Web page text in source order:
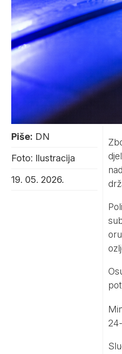
Piše: DN
Foto: Ilustracija
19. 05. 2026.